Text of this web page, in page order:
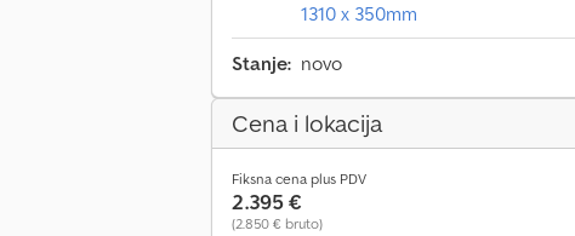
1310 x 350mm
Stanje: novo
Cena i lokacija
Fiksna cena plus PDV
2.395 €
(2.850 € bruto)